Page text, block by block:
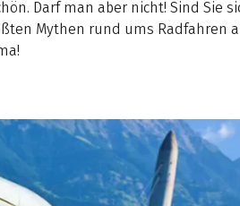
Darf man aber nicht! Sind Sie
Mythen rund ums Radfahren